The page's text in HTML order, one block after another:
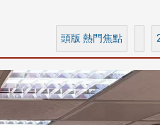
頭版 熱門焦點